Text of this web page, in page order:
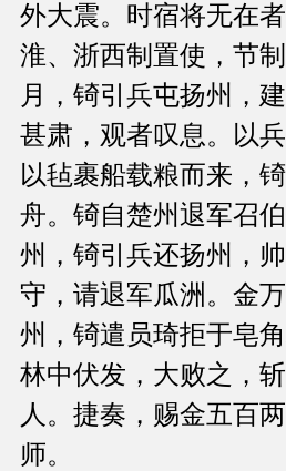
外大震。时宿将无在
淮、浙西制置使，节
月，锜引兵屯扬州，
甚肃，观者叹息。以
以毡裹船载粮而来，
舟。锜自楚州退军召
州，锜引兵还扬州，
守，请退军瓜洲。金
州，锜遣员琦拒于皂
林中伏发，大败之，
人。捷奏，赐金五百
师。